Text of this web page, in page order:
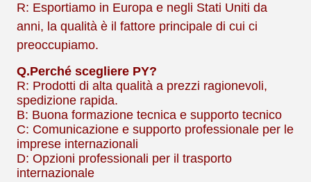
R: Esportiamo in Europa e negli Stati Uniti da
anni, la qualità è il fattore principale di cui ci
preoccupiamo.
Q.Perché scegliere PY?
R: Prodotti di alta qualità a prezzi ragionevoli,
spedizione rapida.
B: Buona formazione tecnica e supporto tecnico
C: Comunicazione e supporto professionale per le
imprese internazionali
D: Opzioni professionali per il trasporto
internazionale